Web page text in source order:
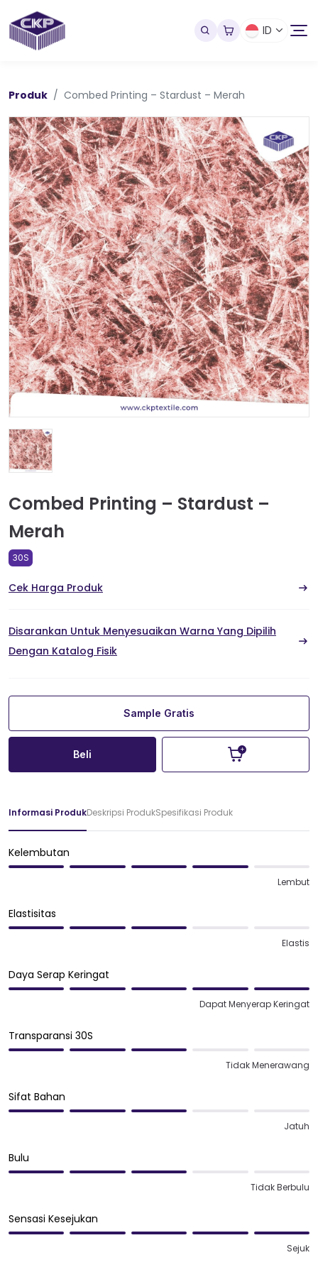
ID
Produk Combed Printing – Stardust – Merah
Combed Printing – Stardust –
Merah
30S
Cek Harga Produk
Disarankan Untuk Menyesuaikan Warna Yang Dipilih
Dengan Katalog Fisik
Sample Gratis
Beli
Informasi ProdukDeskripsi ProdukSpesifikasi Produk
Kelembutan
Lembut
Elastisitas
Elastis
Daya Serap Keringat
Dapat Menyerap Keringat
Transparansi 30S
Tidak Menerawang
Sifat Bahan
Jatuh
Bulu
Tidak Berbulu
Sensasi Kesejukan
Sejuk